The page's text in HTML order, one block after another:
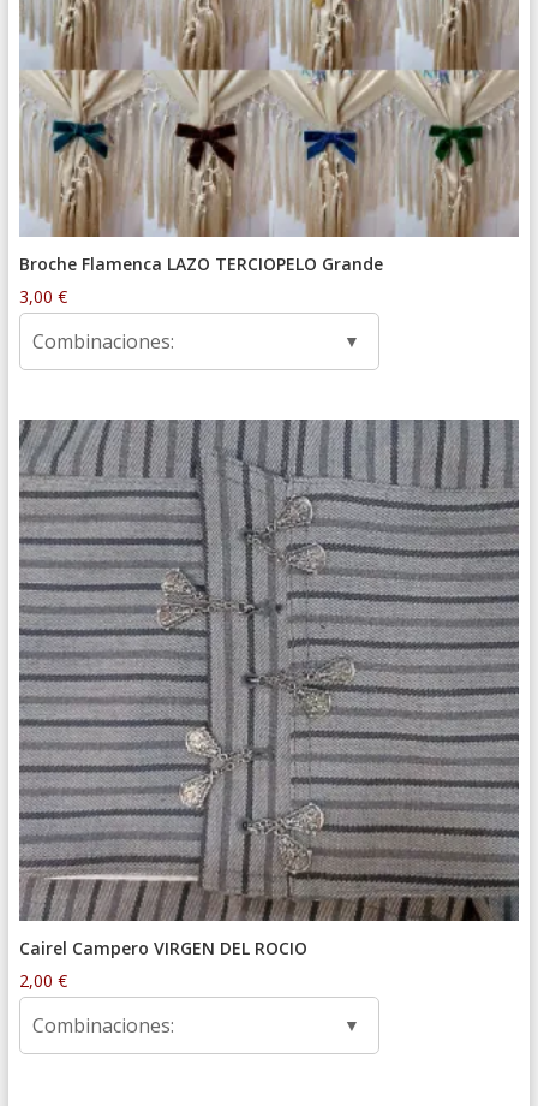
Broche Flamenca LAZO TERCIOPELO Grande
3,00 €
Combinaciones:
Cairel Campero VIRGEN DEL ROCIO
2,00 €
Combinaciones: